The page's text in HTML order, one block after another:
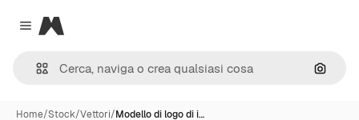
Close menu
Magnific
Cerca
Home/Stock/Vettori/Modello di logo di i…